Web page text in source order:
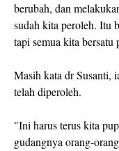
berubah, dan
sudah kita peroleh. Itu
tapi semua kita
Masih kata dr Susanti,
telah diperoleh.
"Ini harus terus kita
gudangnya orang-